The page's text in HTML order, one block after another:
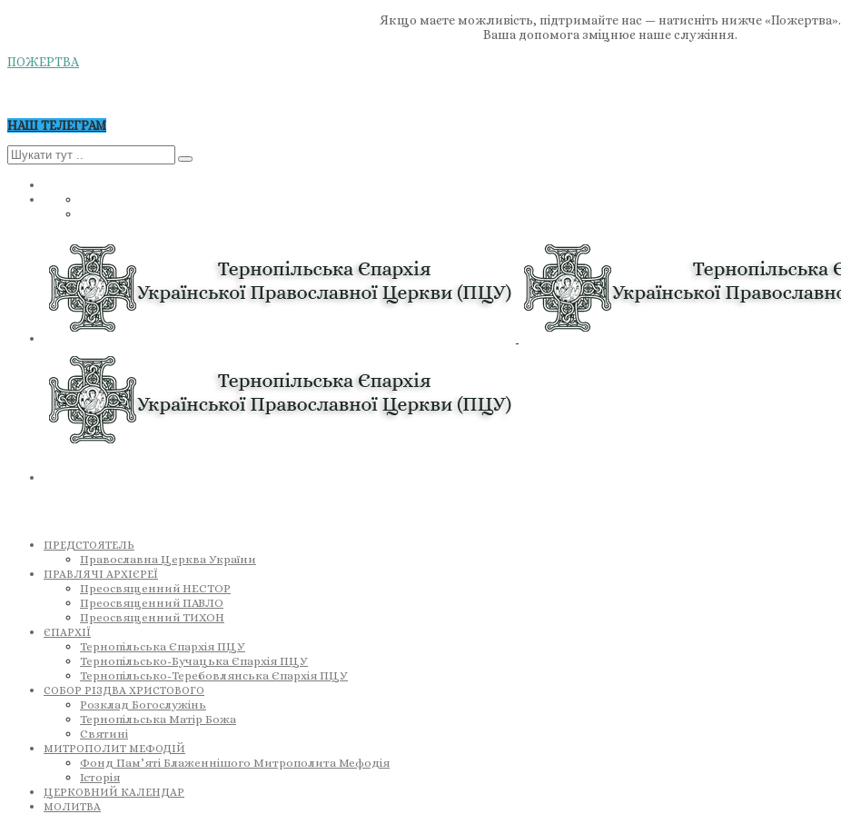
Якщо маєте можливість, підтримайте нас — натисніть нижче «Пожертва».
Ваша допомога зміцнює наше служіння.
ПОЖЕРТВА
НАШ ТЕЛЕГРАМ
ПРЕДСТОЯТЕЛЬ
Православна Церква України
ПРАВЛЯЧІ АРХІЄРЕЇ
Преосвященний НЕСТОР
Преосвященний ПАВЛО
Преосвященний ТИХОН
ЄПАРХІЇ
Тернопільська Єпархія ПЦУ
Тернопільсько-Бучацька Єпархія ПЦУ
Тернопільсько-Теребовлянська Єпархія ПЦУ
СОБОР РІЗДВА ХРИСТОВОГО
Розклад Богослужінь
Тернопільська Матір Божа
Святині
МИТРОПОЛИТ МЕФОДІЙ
Фонд Пам’яті Блаженнішого Митрополита Мефодія
Історія
ЦЕРКОВНИЙ КАЛЕНДАР
МОЛИТВА